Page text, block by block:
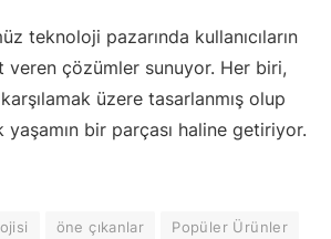
teknoloji pazarında kullanıcıların
veren çözümler sunuyor. Her biri,
üzere tasarlanmış olup
bir parçası haline getiriyor.
öne çıkanlar Popüler Ürünler